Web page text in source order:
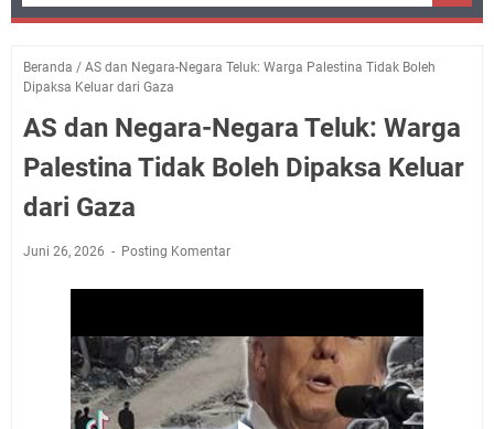
Beranda / AS dan Negara-Negara Teluk: Warga Palestina Tidak Boleh
Dipaksa Keluar dari Gaza
AS dan Negara-Negara Teluk: Warga
Palestina Tidak Boleh Dipaksa Keluar
dari Gaza
Juni 26, 2026 Posting Komentar